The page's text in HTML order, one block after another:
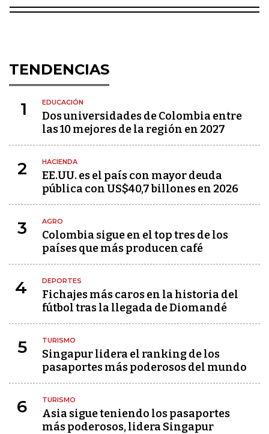
TENDENCIAS
1 EDUCACIÓN
Dos universidades de Colombia entre
las 10 mejores de la región en 2027
2 HACIENDA
EE.UU. es el país con mayor deuda
pública con US$40,7 billones en 2026
3 AGRO
Colombia sigue en el top tres de los
países que más producen café
4 DEPORTES
Fichajes más caros en la historia del
fútbol tras la llegada de Diomandé
5 TURISMO
Singapur lidera el ranking de los
pasaportes más poderosos del mundo
6 TURISMO
Asia sigue teniendo los pasaportes
más poderosos, lidera Singapur